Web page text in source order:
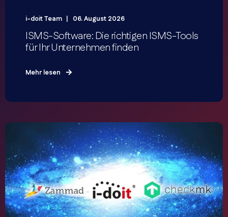
i-doit Team 06. August 2026
ISMS-Software: Die richtigen ISMS-Tools
für Ihr Unternehmen finden
Mehr lesen